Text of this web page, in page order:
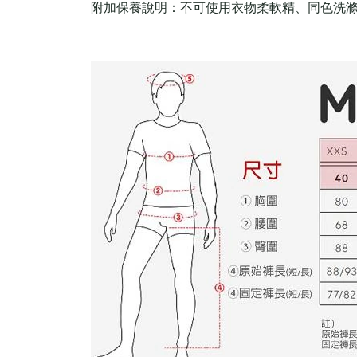
附加保養說明：不可使用衣物柔軟精、同色洗